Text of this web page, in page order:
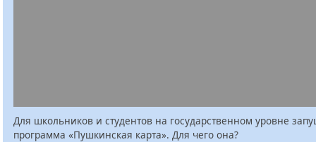
Для школьников и студентов на государственном уровне
программа «Пушкинская карта». Для чего она?